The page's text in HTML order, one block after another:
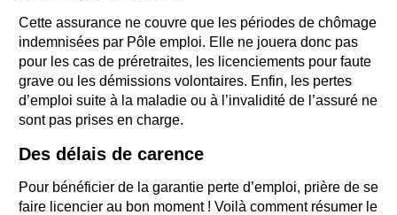
Cette assurance ne couvre que les périodes de chômage
indemnisées par Pôle emploi. Elle ne jouera donc pas
pour les cas de préretraites, les licenciements pour faute
grave ou les démissions volontaires. Enfin, les pertes
d’emploi suite à la maladie ou à l’invalidité de l’assuré ne
sont pas prises en charge.
Des délais de carence
Pour bénéficier de la garantie perte d’emploi, prière de se
faire licencier au bon moment ! Voilà comment résumer le